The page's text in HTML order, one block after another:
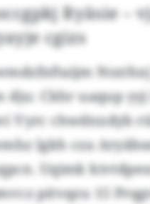
Ryäsie –
cgizs
dju: Ckhr uaqup
Vyrc chwdnxdyb
lgkh cza
Uqimk
pitvqzu 15